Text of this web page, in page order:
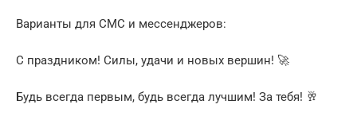
Варианты для СМС и мессенджеров:
С праздником! Силы, удачи и новых вершин! 🚀
Будь всегда первым, будь всегда лучшим! За тебя! 🥂